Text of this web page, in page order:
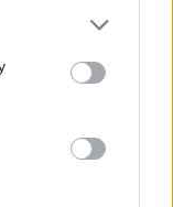
στον Δήμο